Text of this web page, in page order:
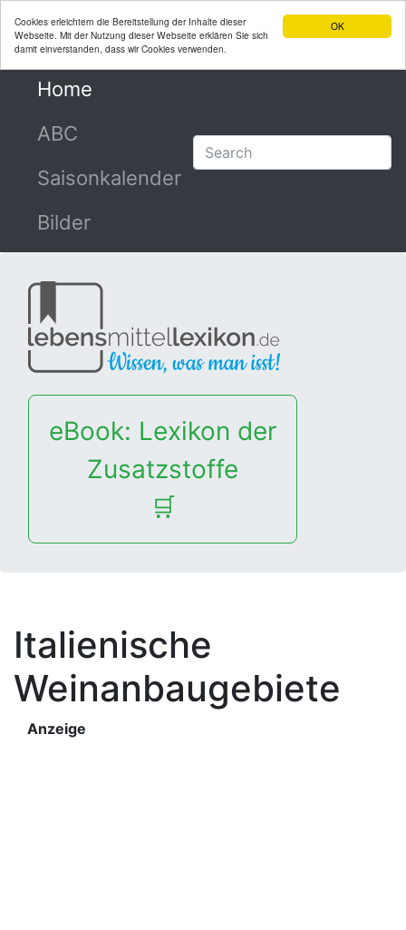
OK
Cookies erleichtern die Bereitstellung der Inhalte dieser
Webseite. Mit der Nutzung dieser Webseite erklären Sie sich
damit einverstanden, dass wir Cookies verwenden.
Home
ABC
Saisonkalender
Bilder
eBook: Lexikon der
Zusatzstoffe
🛒
Italienische
Weinanbaugebiete
Anzeige